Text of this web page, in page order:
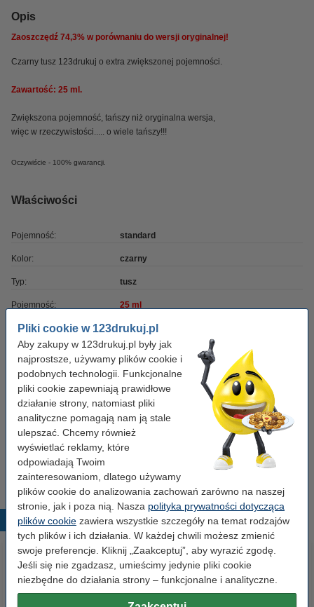
Pliki cookie w 123drukuj.pl
Aby zakupy w 123drukuj.pl były jak
najprostsze, używamy plików cookie i
podobnych technologii. Funkcjonalne
pliki cookie zapewniają prawidłowe
działanie strony, natomiast pliki
analityczne pomagają nam ją stale
ulepszać. Chcemy również
wyświetlać reklamy, które
odpowiadają Twoim
zainteresowaniom, dlatego używamy
plików cookie do analizowania zachowań zarówno na naszej
stronie, jak i poza nią. Nasza polityka prywatności dotycząca
plików cookie zawiera wszystkie szczegóły na temat rodzajów
tych plików i ich działania. W każdej chwili możesz zmienić
swoje preferencje. Kliknij „Zaakceptuj”, aby wyrazić zgodę.
Jeśli się nie zgadzasz, umieścimy jedynie pliki cookie
niezbędne do działania strony – funkcjonalne i analityczne.
Opis
Zaoszczędź 74,3% w porównaniu do wersji oryginalnej!
Czarny tusz 123drukuj o extra zwiększonej pojemności.
Zawartość: 25 ml.
Zwiększona pojemność, tańszy niż oryginalna wersja,
więc w rzeczywistości..... o wiele tańszy!!!
Oczywiście - 100% gwarancji.
Właściwości
Pojemność: standard
Kolor: czarny
Typ: tusz
Pojemność: 25 ml
Marka: 123drukuj
Numer artykułu: 040222
Numer: 18CX032E
Zamów kolorowy
Lexmark 18CX033 (Nr 33) tusz kolorowy,
wersja 123drukuj
64,50 zł
Popularne produkty